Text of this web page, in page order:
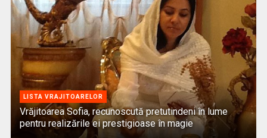
LISTA VRAJITOARELOR
Vrăjitoarea Sofia, recunoscută pretutindeni în lume
pentru realizările ei prestigioase în magie